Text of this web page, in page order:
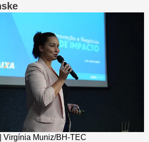
Virgínia Muniz/BH-TEC